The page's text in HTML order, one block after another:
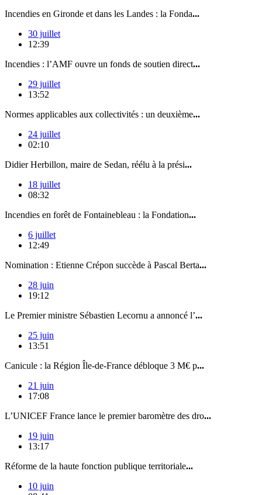
Incendies en Gironde et dans les Landes : la Fonda...
30 juillet
12:39
Incendies : l’AMF ouvre un fonds de soutien direct...
29 juillet
13:52
Normes applicables aux collectivités : un deuxième...
24 juillet
02:10
Didier Herbillon, maire de Sedan, réélu à la prési...
18 juillet
08:32
Incendies en forêt de Fontainebleau : la Fondation...
6 juillet
12:49
Nomination : Etienne Crépon succède à Pascal Berta...
28 juin
19:12
Le Premier ministre Sébastien Lecornu a annoncé l’...
25 juin
13:51
Canicule : la Région Île-de-France débloque 3 M€ p...
21 juin
17:08
L’UNICEF France lance le premier baromètre des dro...
19 juin
13:17
Réforme de la haute fonction publique territoriale...
10 juin